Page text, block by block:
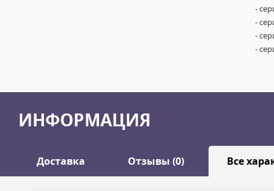
-
-
-
-
ИНФОРМАЦИЯ
Доставка Отзывы (0) Все